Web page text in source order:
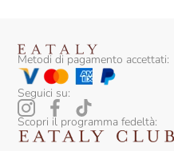
Metodi di pagamento accettati:
Seguici su:
Scopri il programma fedeltà: